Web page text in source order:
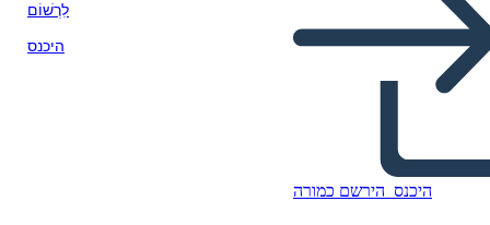
לִרְשׁוֹם
היכנס
היכנס הירשם כמורה